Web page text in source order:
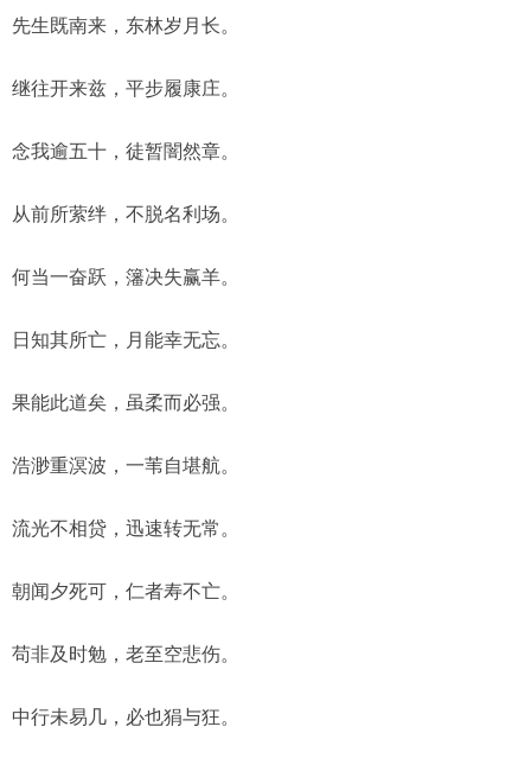
先生既南来，东林岁月长。
继往开来兹，平步履康庄。
念我逾五十，徒暂闇然章。
从前所萦绊，不脱名利场。
何当一奋跃，籓决失赢羊。
日知其所亡，月能幸无忘。
果能此道矣，虽柔而必强。
浩渺重溟波，一苇自堪航。
流光不相贷，迅速转无常。
朝闻夕死可，仁者寿不亡。
苟非及时勉，老至空悲伤。
中行未易几，必也狷与狂。